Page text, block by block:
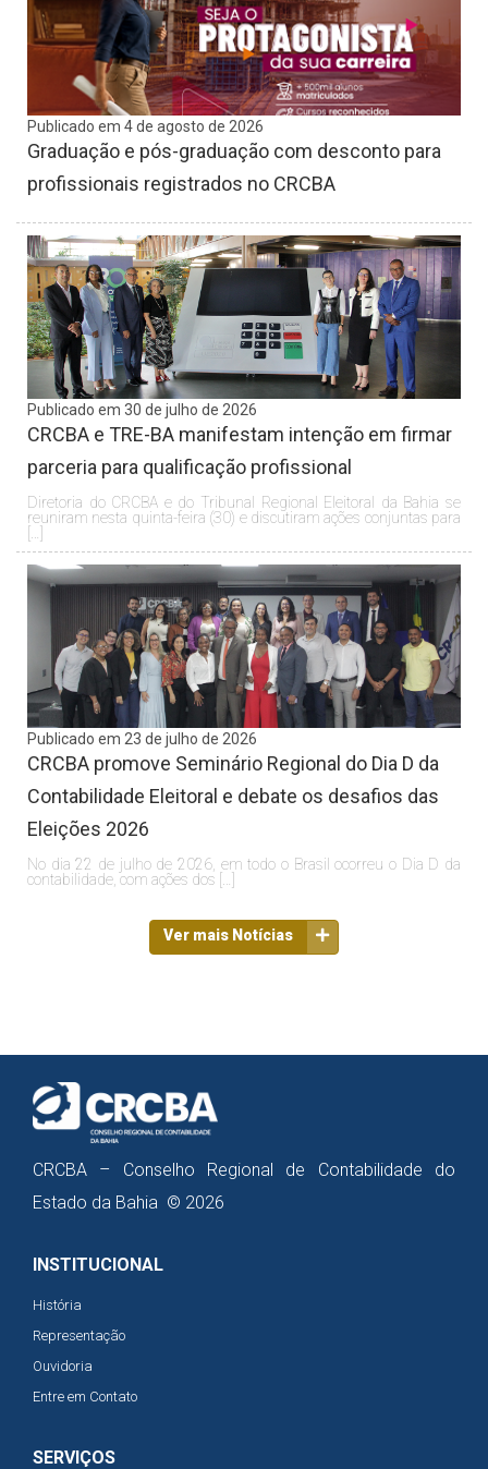
Publicado em 4 de agosto de 2026
Graduação e pós-graduação com desconto para
profissionais registrados no CRCBA
Publicado em 30 de julho de 2026
CRCBA e TRE-BA manifestam intenção em firmar
parceria para qualificação profissional
Diretoria do CRCBA e do Tribunal Regional Eleitoral da Bahia se
reuniram nesta quinta-feira (30) e discutiram ações conjuntas para
Publicado em 23 de julho de 2026
CRCBA promove Seminário Regional do Dia D da
Contabilidade Eleitoral e debate os desafios das
Eleições 2026
No dia 22 de julho de 2026, em todo o Brasil ocorreu o Dia D da
contabilidade, com ações dos […]
Ver mais Notícias
CRCBA – Conselho Regional de Contabilidade do
Estado da Bahia © 2026
INSTITUCIONAL
História
Representação
Ouvidoria
Entre em Contato
SERVIÇOS